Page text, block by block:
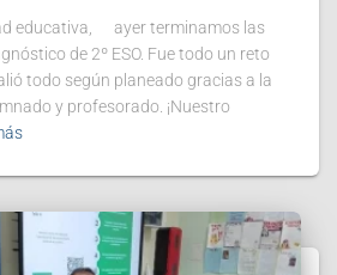
educativa, ayer terminamos las
de 2º ESO. Fue todo un reto
todo según planeado gracias a la
y profesorado. ¡Nuestro